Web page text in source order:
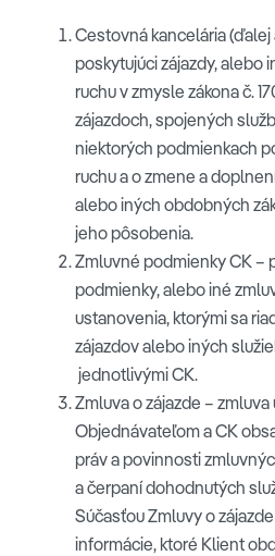
Cestovná kancelária (ďalej
poskytujúci zájazdy, alebo
ruchu v zmysle zákona č.
zájazdoch, spojených
niektorých podmienkach
ruchu a o zmene a
alebo iných obdobných
jeho pôsobenia.
Zmluvné podmienky CK –
podmienky, alebo iné
ustanovenia, ktorými sa
zájazdov alebo iných
jednotlivými CK.
Zmluva o zájazde –
Objednávateľom a CK
práv a povinnosti
a čerpaní dohodnutých
Súčasťou Zmluvy o
informácie, ktoré Klient